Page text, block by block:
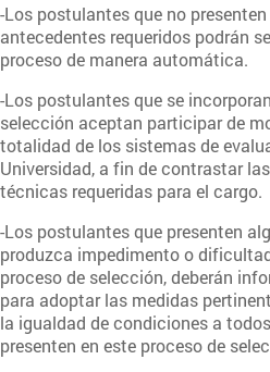
-Los postulantes que no
antecedentes requeridos podrán
proceso de manera automática.
-Los postulantes que se
selección aceptan participar de
totalidad de los sistemas de
Universidad, a fin de contrastar
técnicas requeridas para el cargo.
-Los postulantes que presenten
produzca impedimento o
proceso de selección, deberán
para adoptar las medidas
la igualdad de condiciones a
presenten en este proceso de